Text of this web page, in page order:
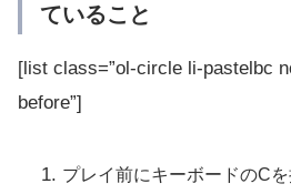
ていること
[list class=”ol-circle li-pastelbc
before”]
プレイ前にキーボードのC